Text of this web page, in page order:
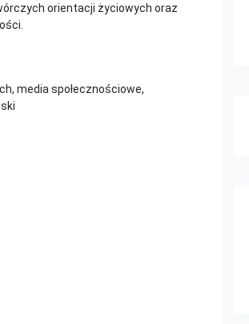
orientacji życiowych oraz
media społecznościowe,